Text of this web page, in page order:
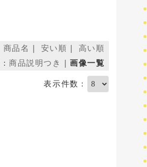
商品名 安い順
高い順
:商品説明つき ｜画像一覧
表示件数 :